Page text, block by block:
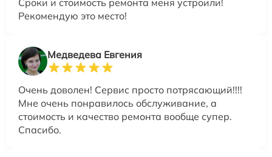
Сроки и стоимость ремонта меня устроили!
Рекомендую это место!
Медведева Евгения
Очень доволен! Сервис просто потрясающий!!!!
Мне очень понравилось обслуживание, а
стоимость и качество ремонта вообще супер.
Спасибо.